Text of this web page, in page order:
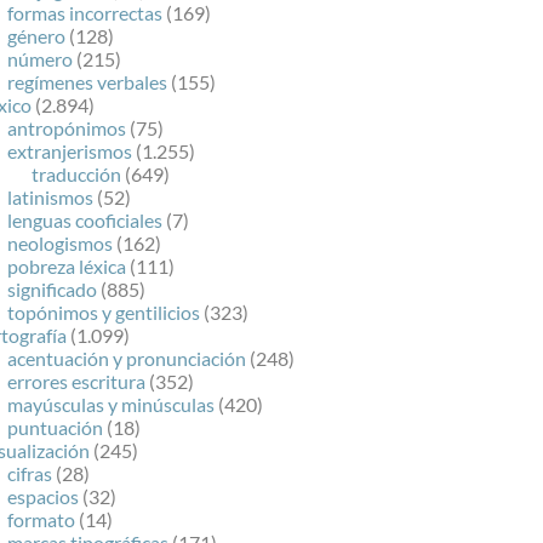
formas incorrectas (169)
género (128)
número (215)
regímenes verbales (155)
(2.894)
antropónimos (75)
extranjerismos (1.255)
traducción (649)
latinismos (52)
lenguas cooficiales (7)
neologismos (162)
pobreza léxica (111)
significado (885)
topónimos y gentilicios (323)
(1.099)
acentuación y pronunciación (248)
errores escritura (352)
mayúsculas y minúsculas (420)
puntuación (18)
(245)
cifras (28)
espacios (32)
formato (14)